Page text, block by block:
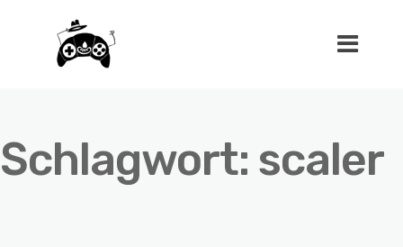
Schlagwort: scaler